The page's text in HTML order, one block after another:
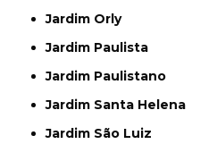
Jardim Orly
Jardim Paulista
Jardim Paulistano
Jardim Santa Helena
Jardim São Luiz